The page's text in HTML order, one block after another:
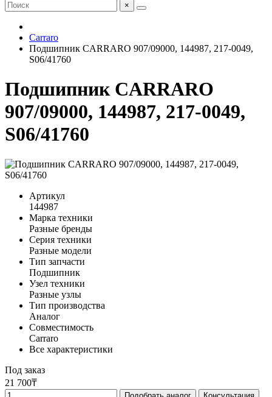
×
Carraro
Подшипник CARRARO 907/09000, 144987, 217-0049,
S06/41760
Подшипник CARRARO
907/09000, 144987, 217-0049,
S06/41760
Артикул
144987
Марка техники
Разные бренды
Серия техники
Разные модели
Тип запчасти
Подшипник
Узел техники
Разные узлы
Тип производства
Аналог
Совместимость
Carraro
Все характеристики
Под заказ
21 700₸